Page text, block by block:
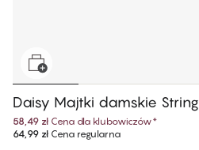
Daisy Majtki damskie String​
58,49 zł Cena dla klubowiczów*
64,99 złCena regularna